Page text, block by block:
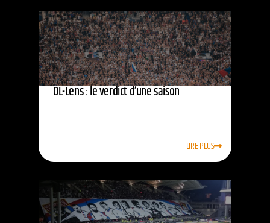
OL-Lens : le verdict d’une saison
LIRE PLUS